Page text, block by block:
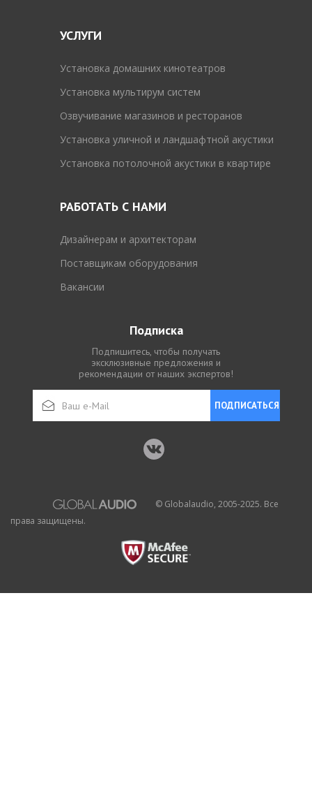
УСЛУГИ
Установка домашних кинотеатров
Установка мультирум систем
Озвучивание магазинов и ресторанов
Установка уличной и ландшафтной акустики
Установка потолочной акустики в квартире
РАБОТАТЬ С НАМИ
Дизайнерам и архитекторам
Поставщикам оборудования
Вакансии
Подписка
Подпишитесь, чтобы получать
эксклюзивные предложения и
рекомендации от наших экспертов!
ПОДПИСАТЬСЯ
© Globalaudio, 2005-2025. Все
права защищены.